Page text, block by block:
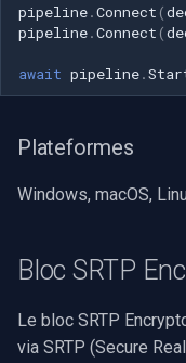
pipeline.Connect (
pipeline.Connect (
await pipeline.
Plateformes
Windows, macOS,
Bloc SRTP
Le bloc SRTP
via SRTP (Secure